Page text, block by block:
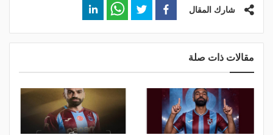
شارك المقال
مقالات ذات صلة